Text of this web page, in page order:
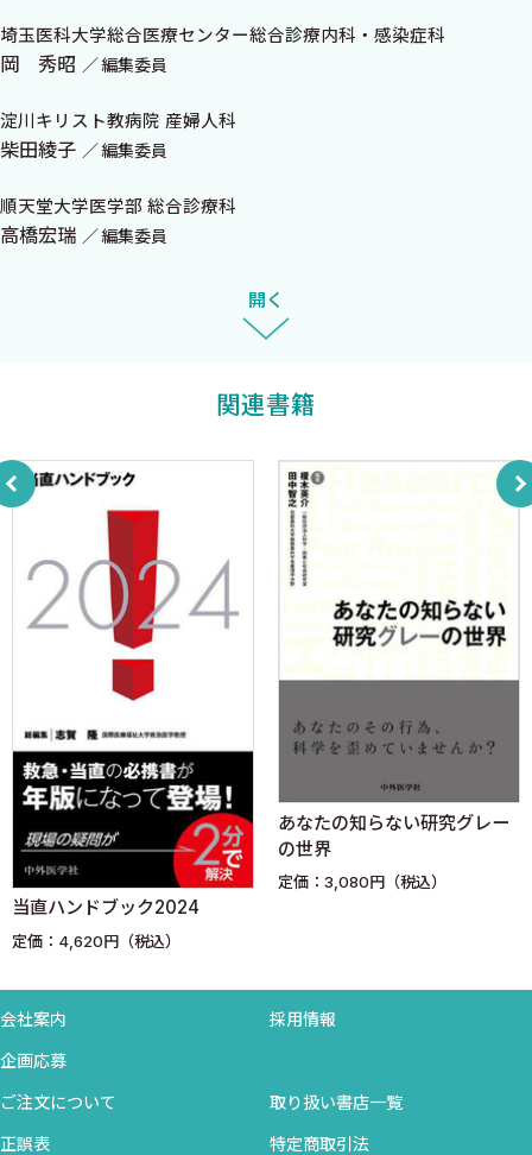
京都府立医科大学Presentsマイナーエマージェンシー！
＜太田 凡［監修］，宮本雄気［代表］，牧野陽介［副代表］＞
Dr.伊東のがん患者の感染症ただいま診断中！＜伊東直哉，古谷賢
人＞
電解質異常総復習＜渡邉絢史，龍華章裕＞
病棟急変ただいま対応中！＜坂本 壮＞
Dr.根井の感染症徒然草＜根井貴仁＞
Dr.岡のやさしい感染症ディスカバリーレクチャ―＜岡 秀昭＞
Dr.久村の救急外来で出会う精神症状自由自在＜久村正樹＞
M(Medication)&M(Multidisciplinary)カンファレンス＜吉田英人＞
高齢者救急ただいま診断中！＜舩越 拓，安藤裕貴，薬師寺泰
匡，坂本 壮＞
失敗から学ぶウラ診断学＜和足孝之＞
救急医の視点＜田北無門＞
総合内科まだまだ診断中！フレームワークで病歴聴取を極める＜
森川 暢＞
ほんまでっか〜！?目からうろこの女性の診かた＜柴田綾子＞
脳トレ診断推論ハイブリッドリーズニングを使いこなせ！＜上原
Generalist達よ，スポーツドクターになろう！＜小松孝行＞
埼玉医科大学総合医療センター総合診療内科・感染症科
岡 秀昭 編集委員
淀川キリスト教病院 産婦人科
柴田綾子 編集委員
順天堂大学医学部 総合診療科
高橋宏瑞 編集委員
開く
関連書籍
当直ハンドブック2024
定価：4,620円（税込）
あなたの知らない研究グレー
の世界
定価：3,080円（税込）
会社案内 採用情報
企画応募
ご注文について 取り扱い書店一覧
正誤表 特定商取引法